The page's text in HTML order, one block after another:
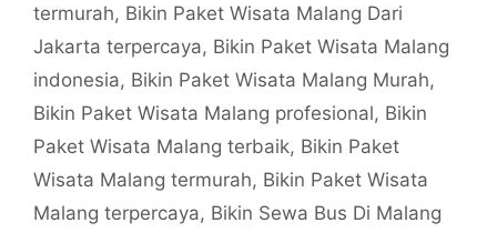
termurah, Bikin Paket Wisata Malang Dari
Jakarta terpercaya, Bikin Paket Wisata Malang
indonesia, Bikin Paket Wisata Malang Murah,
Bikin Paket Wisata Malang profesional, Bikin
Paket Wisata Malang terbaik, Bikin Paket
Wisata Malang termurah, Bikin Paket Wisata
Malang terpercaya, Bikin Sewa Bus Di Malang